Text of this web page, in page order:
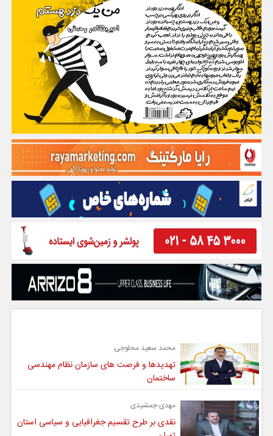
محمد سعید محلوجی
تهدیدها و فرصت های سازمان نظام مهندسی
ساختمان
مهدی جمشیدی
نقدی بر طرح تقسیم جغرافیایی و سیاسی استان